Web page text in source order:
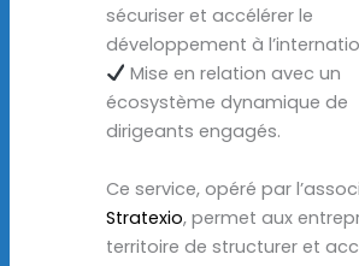
sécuriser et accélérer le
développement à
Mise en relation avec un
écosystème dynamique de
dirigeants engagés.
Ce service, opéré par
Stratexio, permet aux
territoire de structurer et